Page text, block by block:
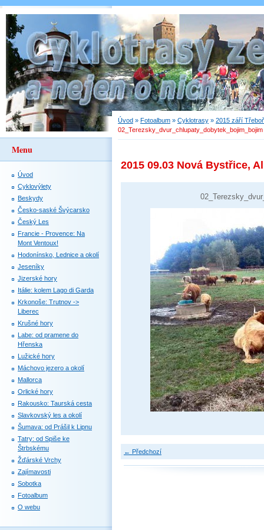
Úvod » Fotoalbum » Cyklotrasy » 2015 září
02_Terezsky_dvur_chlupaty_dobytek_bojim_bojim
2015 09.03 Nová Bystřice,
← Předchozí
Menu
Úvod
Cyklovýlety
Beskydy
Česko-saské Švýcarsko
Český Les
Francie - Provence: Na
Mont Ventoux!
Hodonínsko, Lednice a okolí
Jeseníky
Jizerské hory
Itálie: kolem Lago di Garda
Krkonoše: Trutnov ->
Liberec
Krušné hory
Labe: od pramene do
Hřenska
Lužické hory
Máchovo jezero a okolí
Mallorca
Orlické hory
Rakousko: Taurská cesta
Slavkovský les a okolí
Šumava: od Prášil k Lipnu
Tatry: od Spiše ke
Štrbskému
Žďárské Vrchy
Zajímavosti
Sobotka
Fotoalbum
O webu